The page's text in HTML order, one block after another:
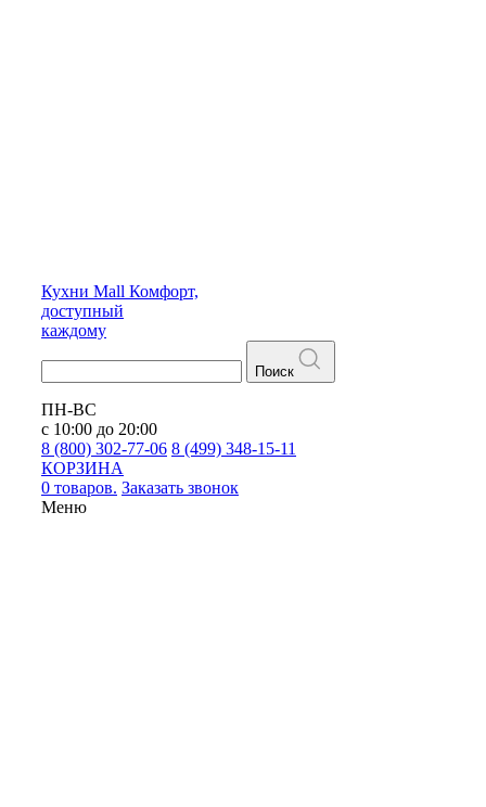
Кухни Mall Комфорт,
доступный
каждому
Поиск
ПН-ВС
с 10:00 до 20:00
8 (800) 302-77-06 8 (499) 348-15-11
КОРЗИНА
0 товаров. Заказать звонок
Меню